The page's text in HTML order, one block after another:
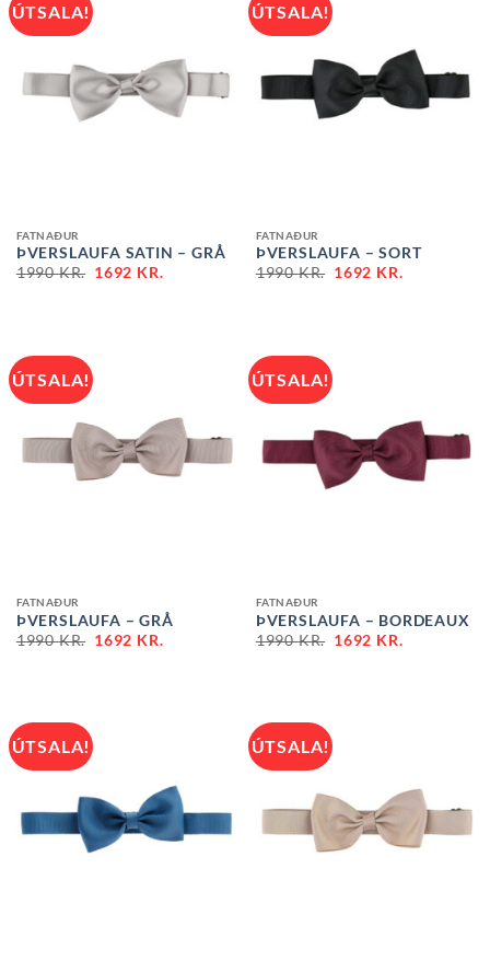
ÚTSALA!
FATNAÐUR
ÞVERSLAUFA SATIN – GRÅ
1990KR. 1692 KR.
ÚTSALA!
FATNAÐUR
ÞVERSLAUFA – SORT
1990KR. 1692 KR.
ÚTSALA!
FATNAÐUR
ÞVERSLAUFA – GRÅ
1990KR. 1692 KR.
ÚTSALA!
FATNAÐUR
ÞVERSLAUFA – BORDEAUX
1990KR. 1692 KR.
ÚTSALA! ÚTSALA!